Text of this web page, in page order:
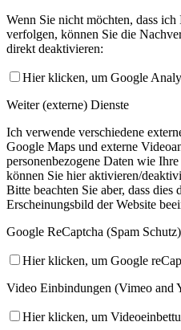
Wenn Sie nicht möchten, dass
verfolgen, können Sie die
direkt deaktivieren:
Hier klicken, um Google
Weiter (externe) Dienste
Ich verwende verschiedene
Google Maps und externe
personenbezogene Daten wie
können Sie hier aktivieren/
Bitte beachten Sie aber, dass
Erscheinungsbild der Website
Google ReCaptcha (Spam
Hier klicken, um Google
Video Einbindungen (Vimeo and
Hier klicken, um